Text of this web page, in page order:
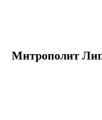
Митрополит